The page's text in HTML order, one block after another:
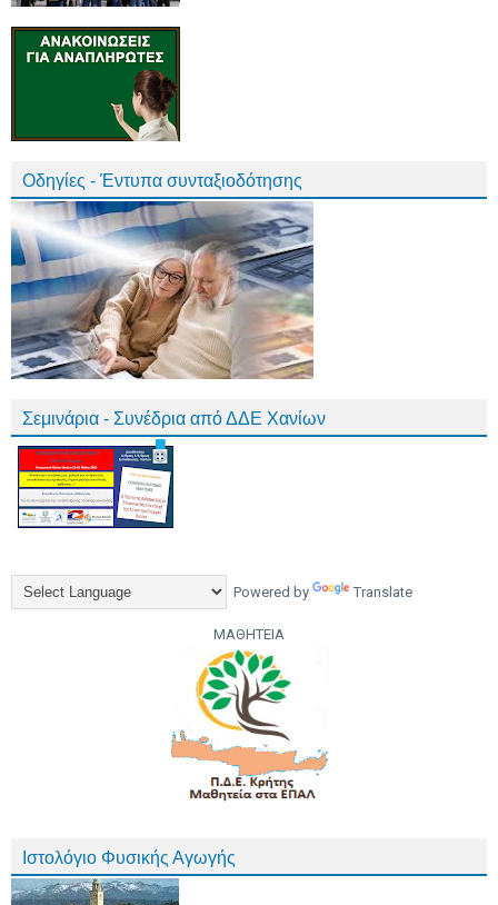
Οδηγίες - Έντυπα συνταξιοδότησης
Σεμινάρια - Συνέδρια από ΔΔΕ Χανίων
Powered by Translate
ΜΑΘΗΤΕΙΑ
Ιστολόγιο Φυσικής Αγωγής